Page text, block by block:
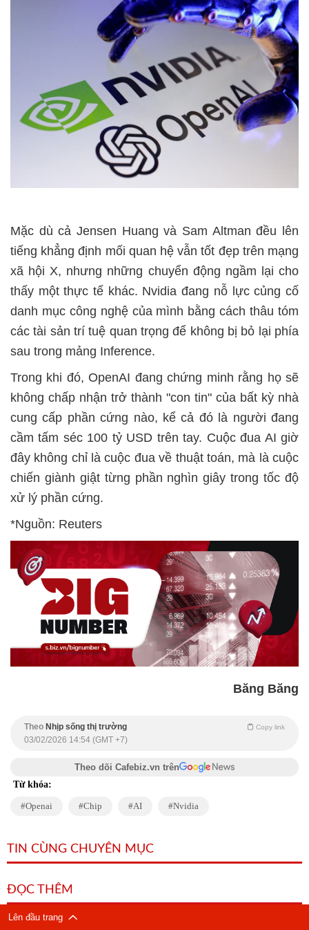
Mặc dù cả Jensen Huang và Sam Altman đều lên
tiếng khẳng định mối quan hệ vẫn tốt đẹp trên mạng
xã hội X, nhưng những chuyển động ngầm lại cho
thấy một thực tế khác. Nvidia đang nỗ lực củng cố
danh mục công nghệ của mình bằng cách thâu tóm
các tài sản trí tuệ quan trọng để không bị bỏ lại phía
sau trong mảng Inference.
Trong khi đó, OpenAI đang chứng minh rằng họ sẽ
không chấp nhận trở thành "con tin" của bất kỳ nhà
cung cấp phần cứng nào, kể cả đó là người đang
cầm tấm séc 100 tỷ USD trên tay. Cuộc đua AI giờ
đây không chỉ là cuộc đua về thuật toán, mà là cuộc
chiến giành giật từng phần nghìn giây trong tốc độ
xử lý phần cứng.
*Nguồn: Reuters
Băng Băng
Theo Nhịp sống thị trường Copy link
03/02/2026 14:54 (GMT +7)
Theo dõi Cafebiz.vn trên
Từ khóa:
Openai Chip AI Nvidia
TIN CÙNG CHUYÊN MỤC
ĐỌC THÊM
Lên đầu trang